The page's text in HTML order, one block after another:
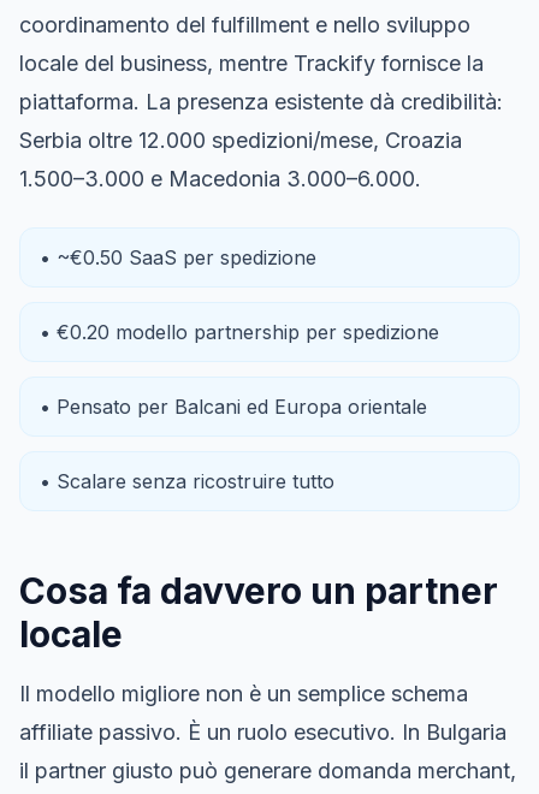
coordinamento del fulfillment e nello sviluppo
locale del business, mentre Trackify fornisce la
piattaforma. La presenza esistente dà credibilità:
Serbia oltre 12.000 spedizioni/mese, Croazia
1.500–3.000 e Macedonia 3.000–6.000.
• ~€0.50 SaaS per spedizione
• €0.20 modello partnership per spedizione
• Pensato per Balcani ed Europa orientale
• Scalare senza ricostruire tutto
Cosa fa davvero un partner
locale
Il modello migliore non è un semplice schema
affiliate passivo. È un ruolo esecutivo. In Bulgaria
il partner giusto può generare domanda merchant,